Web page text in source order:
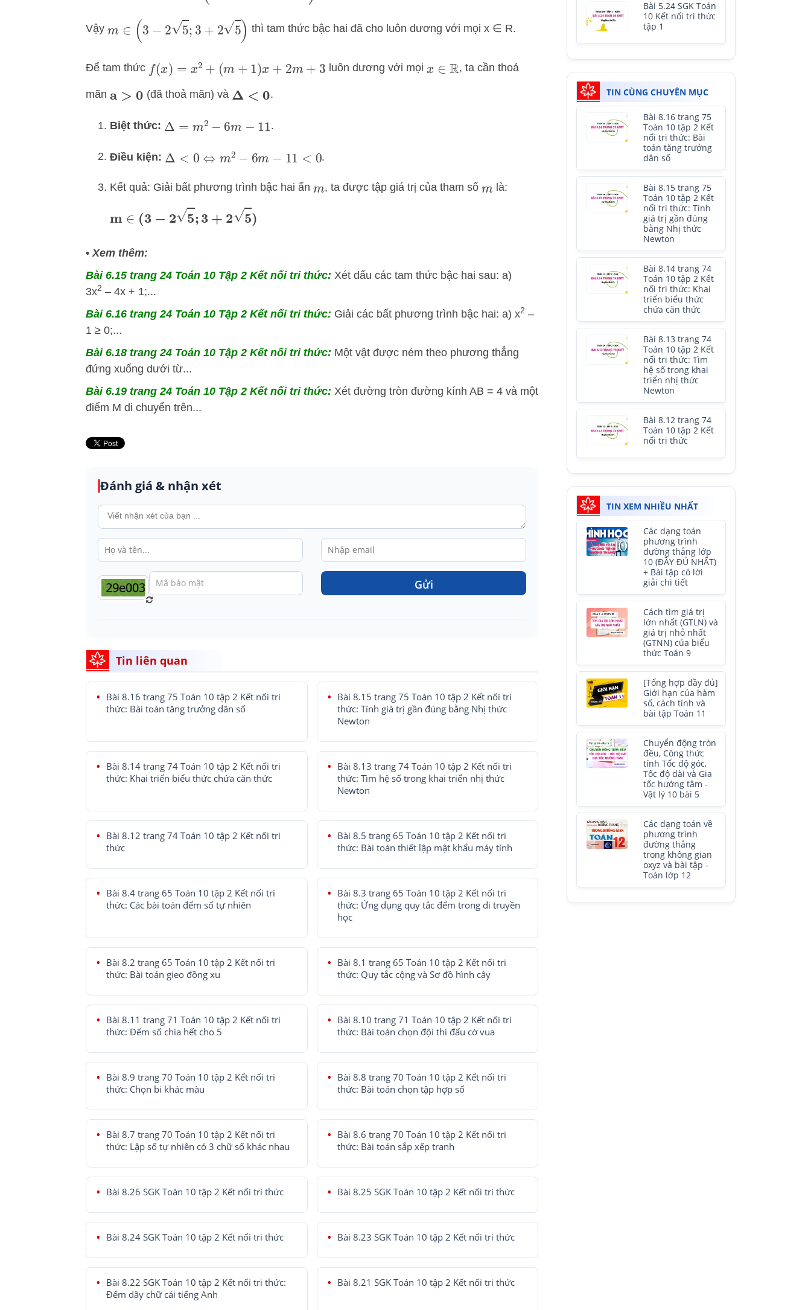
Vậy m∈( 3 − 25 ;3+25) thì tam thức bậc hai đã cho luôn dương với mọi x ∈ R.
Để tam thức f(x)= x2 +(m+ 1)x +2m+ 3 luôn dương với mọi x∈R , ta cần thoả
mãn a >0 (đã thoả mãn) và Δ< 0 .
Biệt thức: Δ=m 2−6m−11 .
Điều kiện: Δ<0 ⇔ m2−6 m−11<0 .
Kết quả: Giải bất phương trình bậc hai ẩn m, ta được tập giá trị của tham số mlà:
m∈( 3− 25 3+25 )
• Xem thêm:
Bài 6.15 trang 24 Toán 10 Tập 2 Kết nối tri thức: Xét dấu các tam thức bậc hai sau: a)
3x2 – 4x + 1;...
Bài 6.16 trang 24 Toán 10 Tập 2 Kết nối tri thức: Giải các bất phương trình bậc hai: a) x2 –
1 ≥ 0;...
Bài 6.18 trang 24 Toán 10 Tập 2 Kết nối tri thức: Một vật được ném theo phương thẳng
đứng xuống dưới từ...
Bài 6.19 trang 24 Toán 10 Tập 2 Kết nối tri thức: Xét đường tròn đường kính AB = 4 và một
điểm M di chuyển trên...
Đánh giá & nhận xét
Gửi
Tin liên quan
Bài 8.16 trang 75 Toán 10 tập 2 Kết nối tri
thức: Bài toán tăng trưởng dân số
Bài 8.15 trang 75 Toán 10 tập 2 Kết nối tri
thức: Tính giá trị gần đúng bằng Nhị thức
Newton
Bài 8.14 trang 74 Toán 10 tập 2 Kết nối tri
thức: Khai triển biểu thức chứa căn thức
Bài 8.13 trang 74 Toán 10 tập 2 Kết nối tri
thức: Tìm hệ số trong khai triển nhị thức
Newton
Bài 8.12 trang 74 Toán 10 tập 2 Kết nối tri
thức
Bài 8.5 trang 65 Toán 10 tập 2 Kết nối tri
thức: Bài toán thiết lập mật khẩu máy tính
Bài 8.4 trang 65 Toán 10 tập 2 Kết nối tri
thức: Các bài toán đếm số tự nhiên
Bài 8.3 trang 65 Toán 10 tập 2 Kết nối tri
thức: Ứng dụng quy tắc đếm trong di truyền
học
Bài 8.2 trang 65 Toán 10 tập 2 Kết nối tri
thức: Bài toán gieo đồng xu
Bài 8.1 trang 65 Toán 10 tập 2 Kết nối tri
thức: Quy tắc cộng và Sơ đồ hình cây
Bài 8.11 trang 71 Toán 10 tập 2 Kết nối tri
thức: Đếm số chia hết cho 5
Bài 8.10 trang 71 Toán 10 tập 2 Kết nối tri
thức: Bài toán chọn đội thi đấu cờ vua
Bài 8.9 trang 70 Toán 10 tập 2 Kết nối tri
thức: Chọn bi khác màu
Bài 8.8 trang 70 Toán 10 tập 2 Kết nối tri
thức: Bài toán chọn tập hợp số
Bài 8.7 trang 70 Toán 10 tập 2 Kết nối tri
thức: Lập số tự nhiên có 3 chữ số khác nhau
Bài 8.6 trang 70 Toán 10 tập 2 Kết nối tri
thức: Bài toán sắp xếp tranh
Bài 8.26 SGK Toán 10 tập 2 Kết nối tri thức Bài 8.25 SGK Toán 10 tập 2 Kết nối tri thức
Bài 8.24 SGK Toán 10 tập 2 Kết nối tri thức Bài 8.23 SGK Toán 10 tập 2 Kết nối tri thức
Bài 8.22 SGK Toán 10 tập 2 Kết nối tri thức:
Đếm dãy chữ cái tiếng Anh
Bài 8.21 SGK Toán 10 tập 2 Kết nối tri thức
Bài 5.24 SGK Toán
10 Kết nối tri thức
tập 1
TIN CÙNG CHUYÊN MỤC
Bài 8.16 trang 75
Toán 10 tập 2 Kết
nối tri thức: Bài
toán tăng trưởng
dân số
Bài 8.15 trang 75
Toán 10 tập 2 Kết
nối tri thức: Tính
giá trị gần đúng
bằng Nhị thức
Newton
Bài 8.14 trang 74
Toán 10 tập 2 Kết
nối tri thức: Khai
triển biểu thức
chứa căn thức
Bài 8.13 trang 74
Toán 10 tập 2 Kết
nối tri thức: Tìm
hệ số trong khai
triển nhị thức
Newton
Bài 8.12 trang 74
Toán 10 tập 2 Kết
nối tri thức
TIN XEM NHIỀU NHẤT
Các dạng toán
phương trình
đường thẳng lớp
10 (ĐẦY ĐỦ NHẤT)
+ Bài tập có lời
giải chi tiết
Cách tìm giá trị
lớn nhất (GTLN) và
giá trị nhỏ nhất
(GTNN) của biểu
thức Toán 9
[Tổng hợp đầy đủ]
Giới hạn của hàm
số, cách tính và
bài tập Toán 11
Chuyển động tròn
đều, Công thức
tính Tốc độ góc,
Tốc độ dài và Gia
tốc hướng tâm -
Vật lý 10 bài 5
Các dạng toán về
phương trình
đường thẳng
trong không gian
oxyz và bài tập -
Toán lớp 12